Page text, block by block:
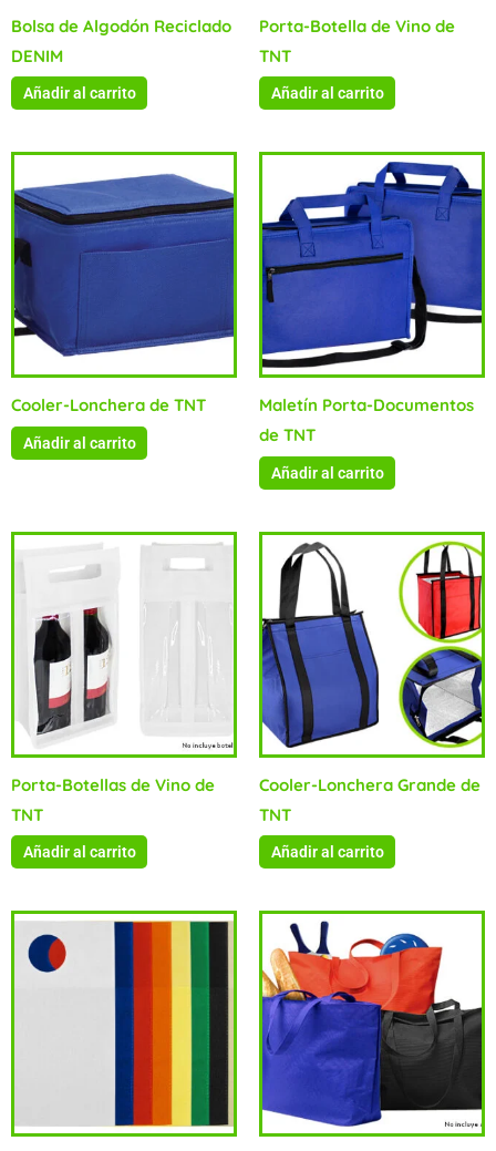
Bolsa de Algodón Reciclado
DENIM
Añadir al carrito
Porta-Botella de Vino de
TNT
Añadir al carrito
Cooler-Lonchera de TNT
Añadir al carrito
Maletín Porta-Documentos
de TNT
Añadir al carrito
Porta-Botellas de Vino de
TNT
Añadir al carrito
Cooler-Lonchera Grande de
TNT
Añadir al carrito